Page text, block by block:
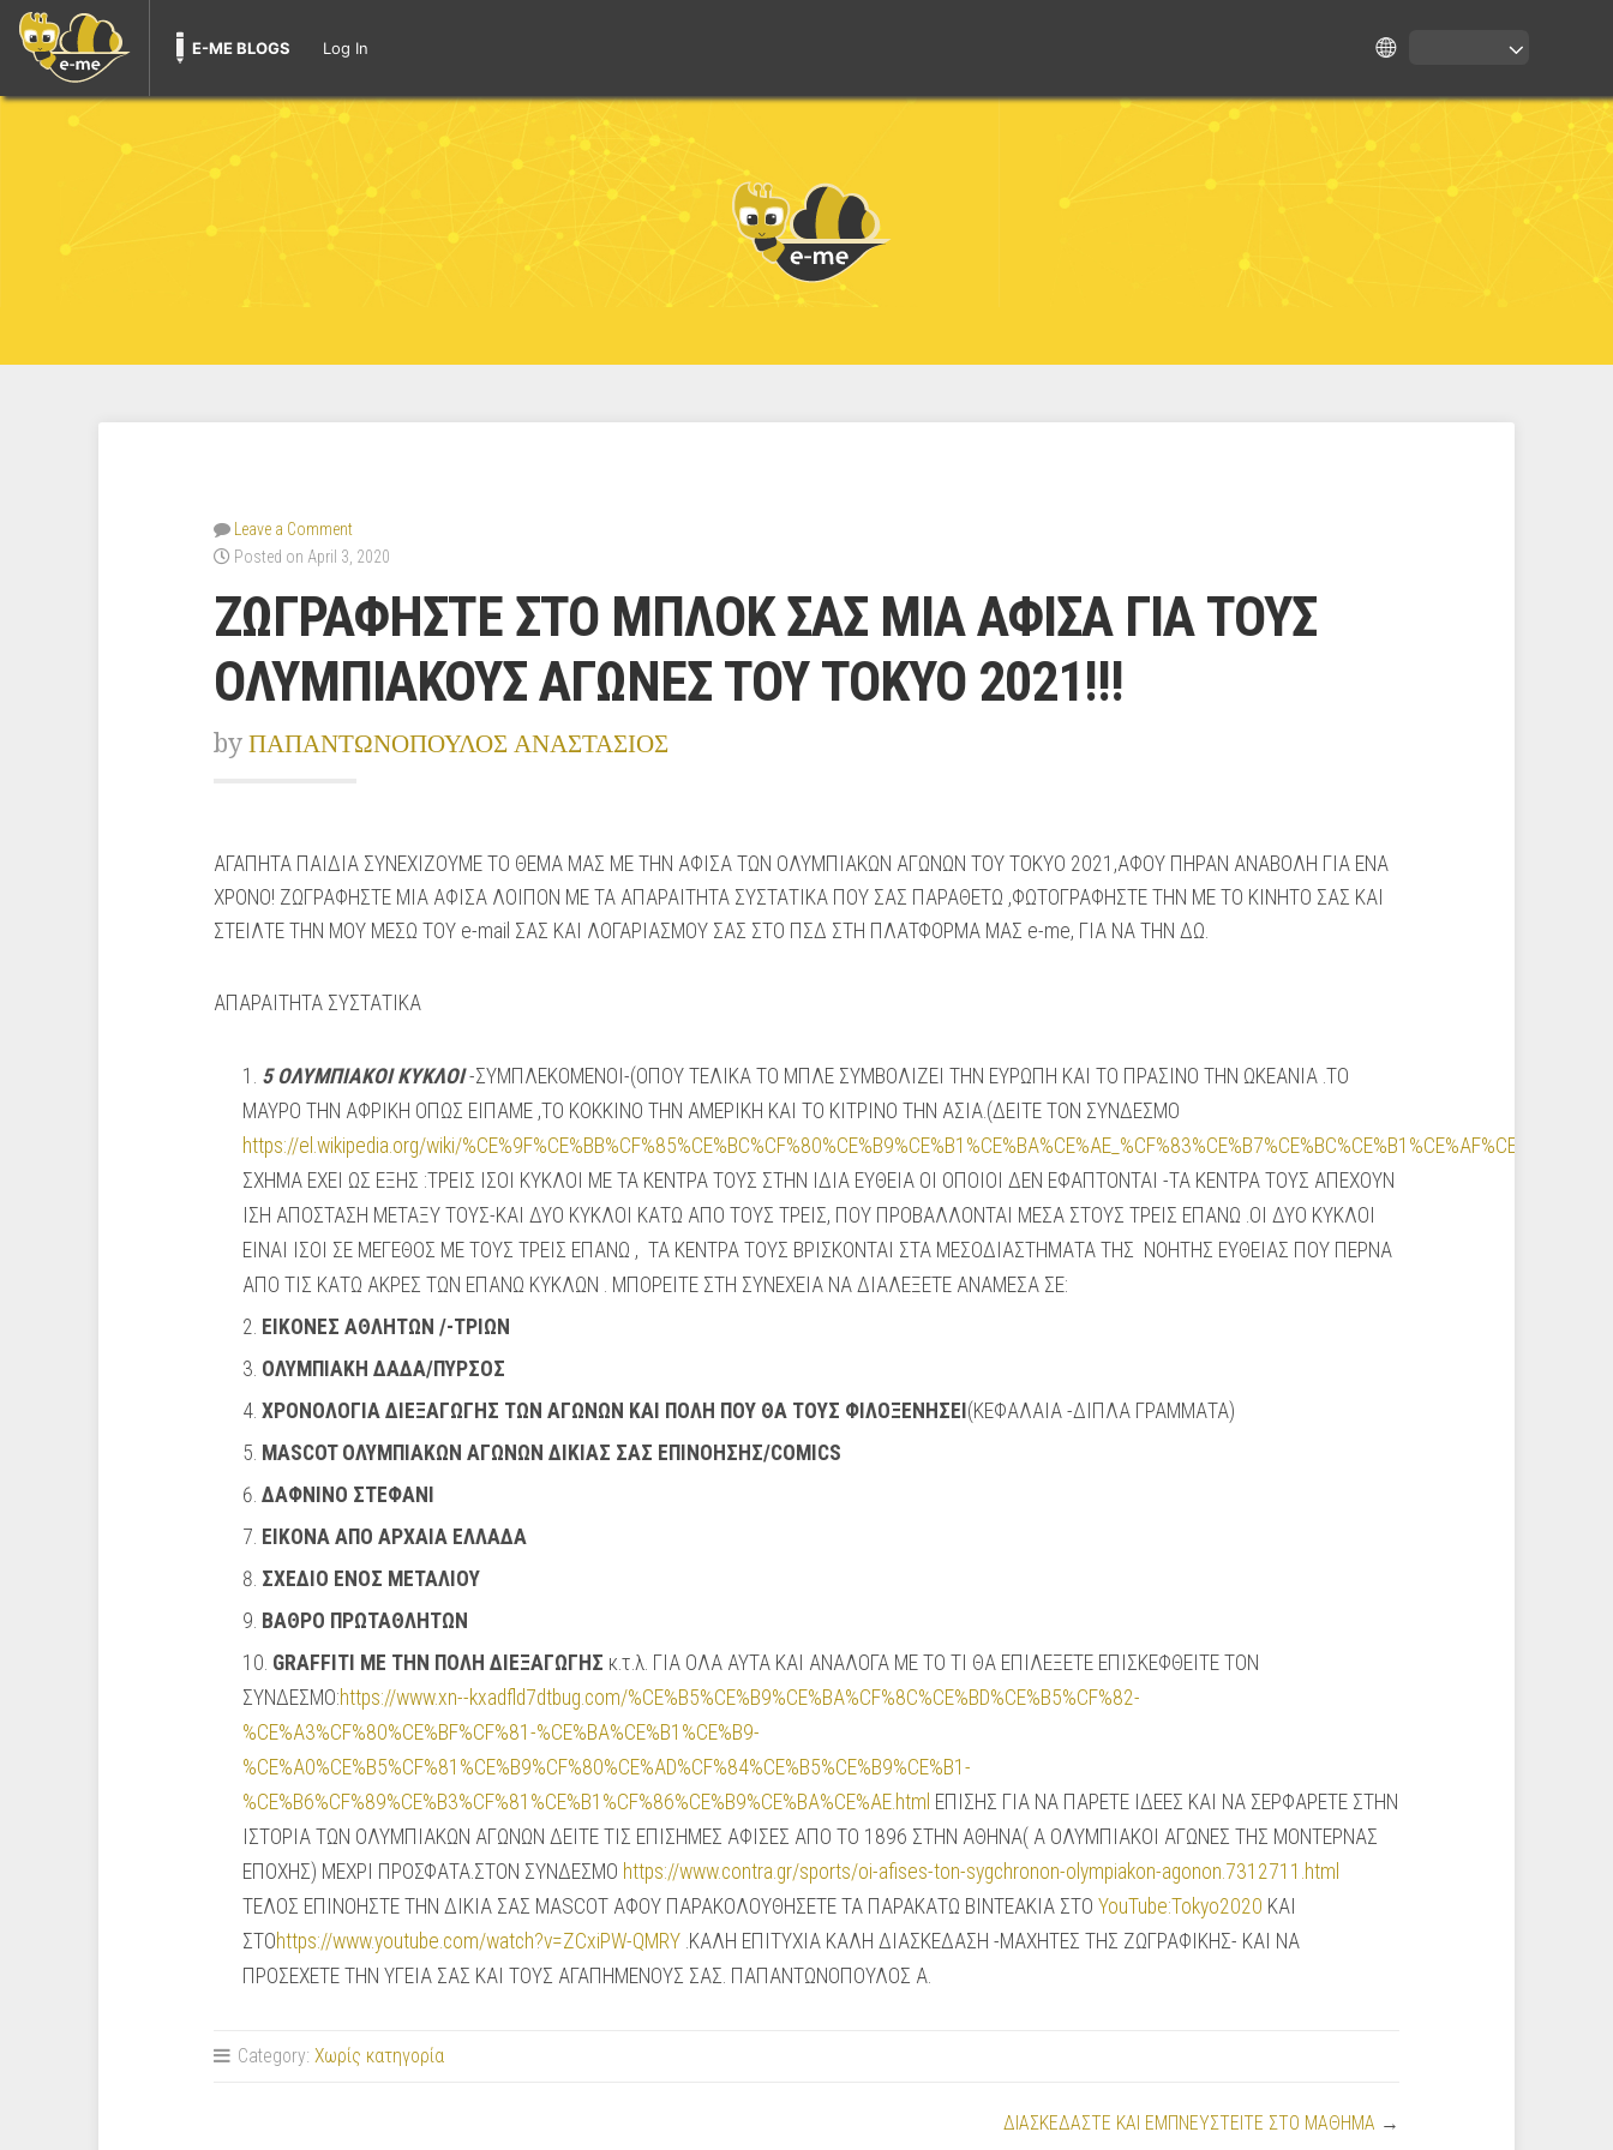
E-ME BLOGS Log In
Leave a Comment
Posted on April 3, 2020
ΖΩΓΡΑΦΗΣΤΕ ΣΤΟ ΜΠΛΟΚ ΣΑΣ ΜΙΑ ΑΦΙΣΑ ΓΙΑ ΤΟΥΣ
ΟΛΥΜΠΙΑΚΟΥΣ ΑΓΩΝΕΣ ΤΟΥ ΤΟΚΥΟ 2021!!!
by ΠΑΠΑΝΤΩΝΟΠΟΥΛΟΣ ΑΝΑΣΤΑΣΙΟΣ
ΑΓΑΠΗΤΑ ΠΑΙΔΙΑ ΣΥΝΕΧΙΖΟΥΜΕ ΤΟ ΘΕΜΑ ΜΑΣ ΜΕ ΤΗΝ ΑΦΙΣΑ ΤΩΝ ΟΛΥΜΠΙΑΚΩΝ ΑΓΩΝΩΝ ΤΟΥ ΤΟΚΥΟ 2021,ΑΦΟΥ ΠΗΡΑΝ ΑΝΑΒΟΛΗ ΓΙΑ ΕΝΑ
ΧΡΟΝΟ! ΖΩΓΡΑΦΗΣΤΕ ΜΙΑ ΑΦΙΣΑ ΛΟΙΠΟΝ ΜΕ ΤΑ ΑΠΑΡΑΙΤΗΤΑ ΣΥΣΤΑΤΙΚΑ ΠΟΥ ΣΑΣ ΠΑΡΑΘΕΤΩ ,ΦΩΤΟΓΡΑΦΗΣΤΕ ΤΗΝ ΜΕ ΤΟ ΚΙΝΗΤΟ ΣΑΣ ΚΑΙ
ΣΤΕΙΛΤΕ ΤΗΝ ΜΟΥ ΜΕΣΩ ΤΟΥ e-mail ΣΑΣ ΚΑΙ ΛΟΓΑΡΙΑΣΜΟΥ ΣΑΣ ΣΤΟ ΠΣΔ ΣΤΗ ΠΛΑΤΦΟΡΜΑ ΜΑΣ e-me, ΓΙΑ ΝΑ ΤΗΝ ΔΩ.
ΑΠΑΡΑΙΤΗΤΑ ΣΥΣΤΑΤΙΚΑ
5 ΟΛΥΜΠΙΑΚΟΙ ΚΥΚΛΟΙ-ΣΥΜΠΛΕΚΟΜΕΝΟΙ-(ΟΠΟΥ ΤΕΛΙΚΑ ΤΟ ΜΠΛΕ ΣΥΜΒΟΛΙΖΕΙ ΤΗΝ ΕΥΡΩΠΗ ΚΑΙ ΤΟ ΠΡΑΣΙΝΟ ΤΗΝ ΩΚΕΑΝΙΑ .ΤΟ
ΜΑΥΡΟ ΤΗΝ ΑΦΡΙΚΗ ΟΠΩΣ ΕΙΠΑΜΕ ,ΤΟ ΚΟΚΚΙΝΟ ΤΗΝ ΑΜΕΡΙΚΗ ΚΑΙ ΤΟ ΚΙΤΡΙΝΟ ΤΗΝ ΑΣΙΑ.(ΔΕΙΤΕ ΤΟΝ ΣΥΝΔΕΣΜΟ
https://el.wikipedia.org/wiki/%CE%9F%CE%BB%CF%85%CE%BC%CF%80%CE%B9%CE%B1%CE%BA%CE%AE_%CF%83%CE%B7%CE%BC%CE%B1%CE%AF%CE%B1
ΣΧΗΜΑ ΕΧΕΙ ΩΣ ΕΞΗΣ :ΤΡΕΙΣ ΙΣΟΙ ΚΥΚΛΟΙ ΜΕ ΤΑ ΚΕΝΤΡΑ ΤΟΥΣ ΣΤΗΝ ΙΔΙΑ ΕΥΘΕΙΑ ΟΙ ΟΠΟΙΟΙ ΔΕΝ ΕΦΑΠΤΟΝΤΑΙ -ΤΑ ΚΕΝΤΡΑ ΤΟΥΣ ΑΠΕΧΟΥΝ
ΙΣΗ ΑΠΟΣΤΑΣΗ ΜΕΤΑΞΥ ΤΟΥΣ-ΚΑΙ ΔΥΟ ΚΥΚΛΟΙ ΚΑΤΩ ΑΠΟ ΤΟΥΣ ΤΡΕΙΣ, ΠΟΥ ΠΡΟΒΑΛΛΟΝΤΑΙ ΜΕΣΑ ΣΤΟΥΣ ΤΡΕΙΣ ΕΠΑΝΩ .ΟΙ ΔΥΟ ΚΥΚΛΟΙ
ΕΙΝΑΙ ΙΣΟΙ ΣΕ ΜΕΓΕΘΟΣ ΜΕ ΤΟΥΣ ΤΡΕΙΣ ΕΠΑΝΩ , ΤΑ ΚΕΝΤΡΑ ΤΟΥΣ ΒΡΙΣΚΟΝΤΑΙ ΣΤΑ ΜΕΣΟΔΙΑΣΤΗΜΑΤΑ ΤΗΣ ΝΟΗΤΗΣ ΕΥΘΕΙΑΣ ΠΟΥ ΠΕΡΝΑ
ΑΠΟ ΤΙΣ ΚΑΤΩ ΑΚΡΕΣ ΤΩΝ ΕΠΑΝΩ ΚΥΚΛΩΝ . ΜΠΟΡΕΙΤΕ ΣΤΗ ΣΥΝΕΧΕΙΑ ΝΑ ΔΙΑΛΕΞΕΤΕ ΑΝΑΜΕΣΑ ΣΕ:
ΕΙΚΟΝΕΣ ΑΘΛΗΤΩΝ /-ΤΡΙΩΝ
ΟΛΥΜΠΙΑΚΗ ΔΑΔΑ/ΠΥΡΣΟΣ
ΧΡΟΝΟΛΟΓΙΑ ΔΙΕΞΑΓΩΓΗΣ ΤΩΝ ΑΓΩΝΩΝ ΚΑΙ ΠΟΛΗ ΠΟΥ ΘΑ ΤΟΥΣ ΦΙΛΟΞΕΝΗΣΕΙ (ΚΕΦΑΛΑΙΑ -ΔΙΠΛΑ ΓΡΑΜΜΑΤΑ)
MASCOT ΟΛΥΜΠΙΑΚΩΝ ΑΓΩΝΩΝ ΔΙΚΙΑΣ ΣΑΣ ΕΠΙΝΟΗΣΗΣ/COMICS
ΔΑΦΝΙΝΟ ΣΤΕΦΑΝΙ
ΕΙΚΟΝΑ ΑΠΟ ΑΡΧΑΙΑ ΕΛΛΑΔΑ
ΣΧΕΔΙΟ ΕΝΟΣ ΜΕΤΑΛΙΟΥ
ΒΑΘΡΟ ΠΡΩΤΑΘΛΗΤΩΝ
GRAFFITI ΜΕ ΤΗΝ ΠΟΛΗ ΔΙΕΞΑΓΩΓΗΣ κ.τ.λ. ΓΙΑ ΟΛΑ ΑΥΤΑ ΚΑΙ ΑΝΑΛΟΓΑ ΜΕ ΤΟ ΤΙ ΘΑ ΕΠΙΛΕΞΕΤΕ ΕΠΙΣΚΕΦΘΕΙΤΕ ΤΟΝ
ΣΥΝΔΕΣΜΟ:https://www.xn--kxadfld7dtbug.com/%CE%B5%CE%B9%CE%BA%CF%8C%CE%BD%CE%B5%CF%82-
%CE%A3%CF%80%CE%BF%CF%81-%CE%BA%CE%B1%CE%B9-
%CE%A0%CE%B5%CF%81%CE%B9%CF%80%CE%AD%CF%84%CE%B5%CE%B9%CE%B1-
%CE%B6%CF%89%CE%B3%CF%81%CE%B1%CF%86%CE%B9%CE%BA%CE%AE.html ΕΠΙΣΗΣ ΓΙΑ ΝΑ ΠΑΡΕΤΕ ΙΔΕΕΣ ΚΑΙ ΝΑ ΣΕΡΦΑΡΕΤΕ ΣΤΗΝ
ΙΣΤΟΡΙΑ ΤΩΝ ΟΛΥΜΠΙΑΚΩΝ ΑΓΩΝΩΝ ΔΕΙΤΕ ΤΙΣ ΕΠΙΣΗΜΕΣ ΑΦΙΣΕΣ ΑΠΟ ΤΟ 1896 ΣΤΗΝ ΑΘΗΝΑ( Α ΟΛΥΜΠΙΑΚΟΙ ΑΓΩΝΕΣ ΤΗΣ ΜΟΝΤΕΡΝΑΣ
ΕΠΟΧΗΣ) ΜΕΧΡΙ ΠΡΟΣΦΑΤΑ.ΣΤΟΝ ΣΥΝΔΕΣΜΟ https://www.contra.gr/sports/oi-afises-ton-sygchronon-olympiakon-agonon.7312711.html
TEΛΟΣ ΕΠΙΝΟΗΣΤΕ ΤΗΝ ΔΙΚΙΑ ΣΑΣ MASCOT ΑΦΟΥ ΠΑΡΑΚΟΛΟΥΘΗΣΕΤΕ ΤΑ ΠΑΡΑΚΑΤΩ ΒΙΝΤΕΑΚΙΑ ΣΤΟ YouTube:Tokyo2020 ΚΑΙ
ΣΤΟhttps://www.youtube.com/watch?v=ZCxiPW-QMRY .ΚΑΛΗ ΕΠΙΤΥΧΙΑ ΚΑΛΗ ΔΙΑΣΚΕΔΑΣΗ -ΜΑΧΗΤΕΣ ΤΗΣ ΖΩΓΡΑΦΙΚΗΣ- ΚΑΙ ΝΑ
ΠΡΟΣΕΧΕΤΕ ΤΗΝ ΥΓΕΙΑ ΣΑΣ ΚΑΙ ΤΟΥΣ ΑΓΑΠΗΜΕΝΟΥΣ ΣΑΣ. ΠΑΠΑΝΤΩΝΟΠΟΥΛΟΣ Α.
Category: Χωρίς κατηγορία
ΔΙΑΣΚΕΔΑΣΤΕ ΚΑΙ ΕΜΠΝΕΥΣΤΕΙΤΕ ΣΤΟ ΜΑΘΗΜΑ →